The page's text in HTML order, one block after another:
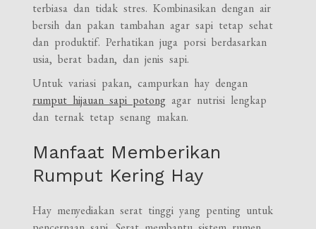
terbiasa dan tidak stres. Kombinasikan dengan air
bersih dan pakan tambahan agar sapi tetap sehat
dan produktif. Perhatikan juga porsi berdasarkan
usia, berat badan, dan jenis sapi.
Untuk variasi pakan, campurkan hay dengan
rumput hijauan sapi potong agar nutrisi lengkap
dan ternak tetap senang makan.
Manfaat Memberikan
Rumput Kering Hay
Hay menyediakan serat tinggi yang penting untuk